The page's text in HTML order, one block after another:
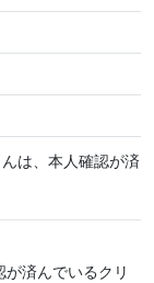
んは、本人確認が済
が済んでいるクリ